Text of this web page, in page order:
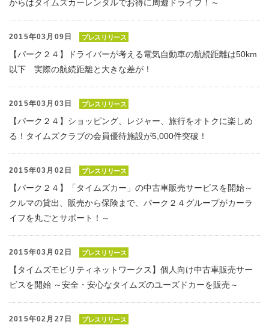
からはタイムズカーレンタルでお得に周遊ドライブ！～
2015年03月09日 プレスリリース
【パーク２４】ドライバーが考える電気自動車の航続距離は50km
以下 実際の航続距離と大きな差が！
2015年03月03日 プレスリリース
【パーク２４】ショッピング、レジャー、旅行をオトクに楽しめ
る！タイムズクラブの会員優待施設が5,000件突破！
2015年03月02日 プレスリリース
【パーク２４】「タイムズカー」の中古車販売サービスを開始～
クルマの貸出、販売から保険まで、パーク２４グループがカーラ
イフを丸ごとサポート！～
2015年03月02日 プレスリリース
【タイムズモビリティネットワークス】個人向け中古車販売サー
ビスを開始 ～安全・安心なタイムズのユーズドカーを販売～
2015年02月27日 プレスリリース